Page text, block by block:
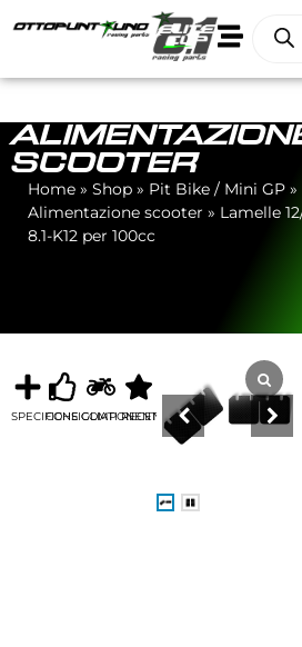
SCOOTER
Home » Shop » Pit Bike / Mini GP »
Alimentazione scooter » Lamelle
8.1-K12 per 100cc
SPECIFICHECONSIGLIATICOMPONENTIRECENSIONI